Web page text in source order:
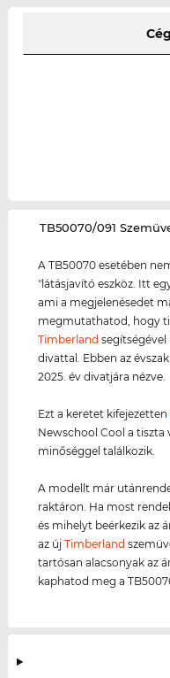
‌TB50070/091
A TB50070 esetében
"látásjavító eszköz. Itt
ami a megjelenésedet
megmutathatod, hogy
Timberland
divattal. Ebben az
2025. év divatjára nézve.
Ezt a keretet kifejezetten
Newschool Cool a tiszta
minőséggel találkozik.
A modellt már
raktáron. Ha most
és mihelyt beérkezik az
az újTimberland
tartósan alacsonyak az
kaphatod meg a